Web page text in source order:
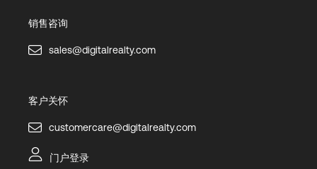
销售咨询
sales@digitalrealty.com
客户关怀
customercare@digitalrealty.com
门户登录